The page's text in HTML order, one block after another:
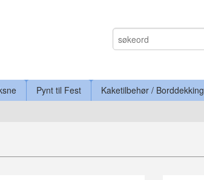
Pynt til Fest Kaketilbehør / Borddekking